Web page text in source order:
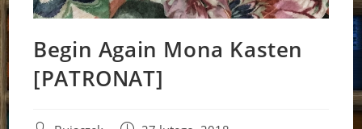
Begin Again Mona Kasten
[PATRONAT]